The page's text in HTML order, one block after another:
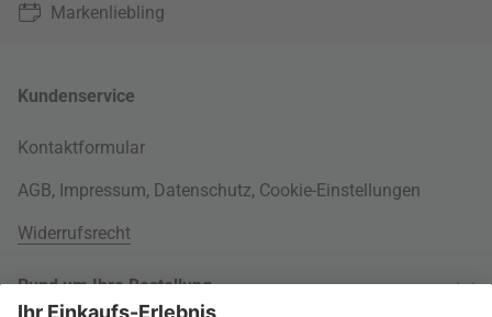
Markenliebling
Kundenservice
Kontaktformular
AGB, Impressum, Datenschutz, Cookie-Einstellungen
Widerrufsrecht
Rund um Ihre Bestellung